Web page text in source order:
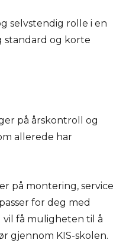
selvstendig rolle i en
standard og korte
på årskontroll og
allerede har
på montering, service
for deg med
få muligheten til å
gjennom KIS-skolen.